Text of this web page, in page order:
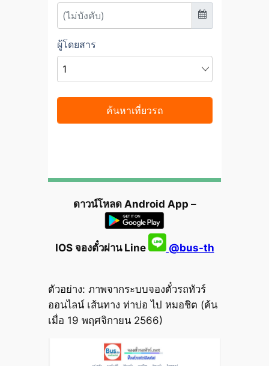
ดาวน์โหลด Android App –
IOS จองตั๋วผ่าน Line @bus-th
ตัวอย่าง: ภาพจากระบบจองตั๋วรถทัวร์
ออนไลน์ เส้นทาง ท่าบ่อ ไป หมอชิต (ค้น
เมื่อ 19 พฤศจิกายน 2566)